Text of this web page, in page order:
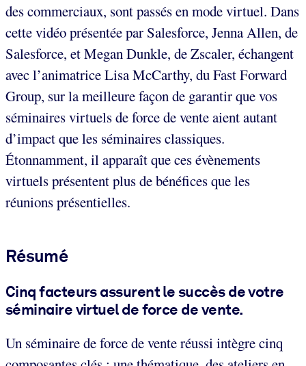
des commerciaux, sont passés en mode virtuel. Dans
cette vidéo présentée par Salesforce, Jenna Allen, de
Salesforce, et Megan Dunkle, de Zscaler, échangent
avec l’animatrice Lisa McCarthy, du Fast Forward
Group, sur la meilleure façon de garantir que vos
séminaires virtuels de force de vente aient autant
d’impact que les séminaires classiques.
Étonnamment, il apparaît que ces évènements
virtuels présentent plus de bénéfices que les
réunions présentielles.
Résumé
Cinq facteurs assurent le succès de votre
séminaire virtuel de force de vente.
Un séminaire de force de vente réussi intègre cinq